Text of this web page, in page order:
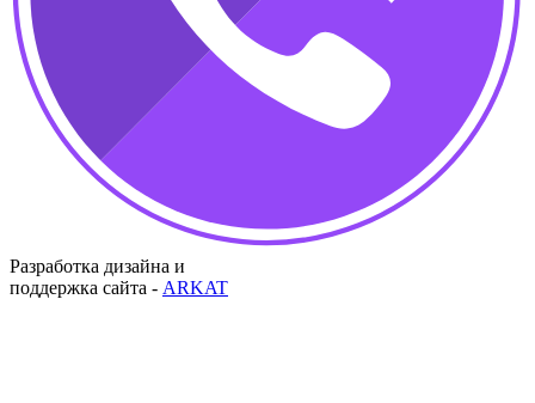
Разработка дизайна и
поддержка сайта - ARKAT